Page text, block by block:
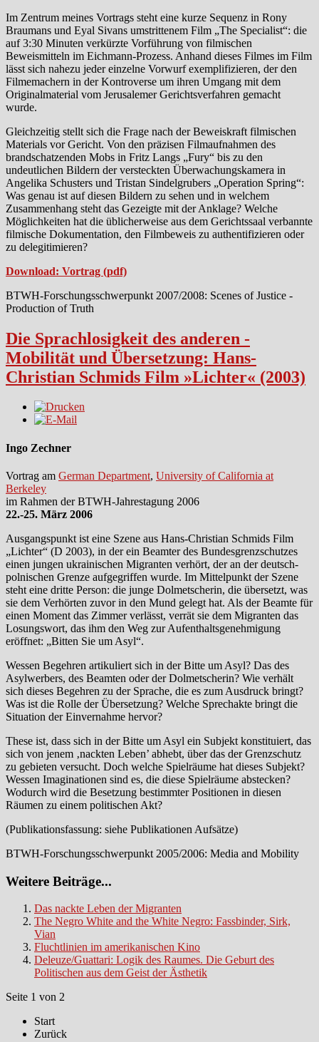
Im Zentrum meines Vortrags steht eine kurze Sequenz in Rony
Braumans und Eyal Sivans umstrittenem Film „The Specialist“: die
auf 3:30 Minuten verkürzte Vorführung von filmischen
Beweismitteln im Eichmann-Prozess. Anhand dieses Filmes im Film
lässt sich nahezu jeder einzelne Vorwurf exemplifizieren, der den
Filmemachern in der Kontroverse um ihren Umgang mit dem
Originalmaterial vom Jerusalemer Gerichtsverfahren gemacht
wurde.
Gleichzeitig stellt sich die Frage nach der Beweiskraft filmischen
Materials vor Gericht. Von den präzisen Filmaufnahmen des
brandschatzenden Mobs in Fritz Langs „Fury“ bis zu den
undeutlichen Bildern der versteckten Überwachungskamera in
Angelika Schusters und Tristan Sindelgrubers „Operation Spring“:
Was genau ist auf diesen Bildern zu sehen und in welchem
Zusammenhang steht das Gezeigte mit der Anklage? Welche
Möglichkeiten hat die üblicherweise aus dem Gerichtssaal verbannte
filmische Dokumentation, den Filmbeweis zu authentifizieren oder
zu delegitimieren?
Download: Vortrag (pdf)
BTWH-Forschungsschwerpunkt 2007/2008: Scenes of Justice -
Production of Truth
Die Sprachlosigkeit des anderen -
Mobilität und Übersetzung: Hans-
Christian Schmids Film »Lichter« (2003)
Ingo Zechner
Vortrag am German Department, University of California at
Berkeley
im Rahmen der BTWH-Jahrestagung 2006
22.-25. März 2006
Ausgangspunkt ist eine Szene aus Hans-Christian Schmids Film
„Lichter“ (D 2003), in der ein Beamter des Bundesgrenzschutzes
einen jungen ukrainischen Migranten verhört, der an der deutsch-
polnischen Grenze aufgegriffen wurde. Im Mittelpunkt der Szene
steht eine dritte Person: die junge Dolmetscherin, die übersetzt, was
sie dem Verhörten zuvor in den Mund gelegt hat. Als der Beamte für
einen Moment das Zimmer verlässt, verrät sie dem Migranten das
Losungswort, das ihm den Weg zur Aufenthaltsgenehmigung
eröffnet: „Bitten Sie um Asyl“.
Wessen Begehren artikuliert sich in der Bitte um Asyl? Das des
Asylwerbers, des Beamten oder der Dolmetscherin? Wie verhält
sich dieses Begehren zu der Sprache, die es zum Ausdruck bringt?
Was ist die Rolle der Übersetzung? Welche Sprechakte bringt die
Situation der Einvernahme hervor?
These ist, dass sich in der Bitte um Asyl ein Subjekt konstituiert, das
sich von jenem ‚nackten Leben’ abhebt, über das der Grenzschutz
zu gebieten versucht. Doch welche Spielräume hat dieses Subjekt?
Wessen Imaginationen sind es, die diese Spielräume abstecken?
Wodurch wird die Besetzung bestimmter Positionen in diesen
Räumen zu einem politischen Akt?
(Publikationsfassung: siehe Publikationen Aufsätze)
BTWH-Forschungsschwerpunkt 2005/2006: Media and Mobility
Weitere Beiträge...
Das nackte Leben der Migranten
The Negro White and the White Negro: Fassbinder, Sirk,
Vian
Fluchtlinien im amerikanischen Kino
Deleuze/Guattari: Logik des Raumes. Die Geburt des
Politischen aus dem Geist der Ästhetik
Seite 1 von 2
Start
Zurück